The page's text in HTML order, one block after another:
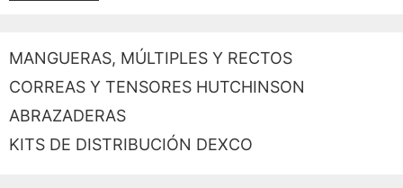
MANGUERAS, MÚLTIPLES Y RECTOS
CORREAS Y TENSORES HUTCHINSON
ABRAZADERAS
KITS DE DISTRIBUCIÓN DEXCO